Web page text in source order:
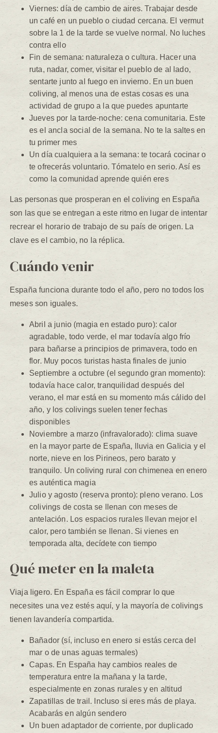
Viernes: día de cambio de aires. Trabajar desde
un café en un pueblo o ciudad cercana. El vermut
sobre la 1 de la tarde se vuelve normal. No luches
contra ello
Fin de semana: naturaleza o cultura. Hacer una
ruta, nadar, comer, visitar el pueblo de al lado,
sentarte junto al fuego en invierno. En un buen
coliving, al menos una de estas cosas es una
actividad de grupo a la que puedes apuntarte
Jueves por la tarde-noche: cena comunitaria. Este
es el ancla social de la semana. No te la saltes en
tu primer mes
Un día cualquiera a la semana: te tocará cocinar o
te ofrecerás voluntario. Tómatelo en serio. Así es
como la comunidad aprende quién eres
Las personas que prosperan en el coliving en España
son las que se entregan a este ritmo en lugar de intentar
recrear el horario de trabajo de su país de origen. La
clave es el cambio, no la réplica.
Cuándo venir
España funciona durante todo el año, pero no todos los
meses son iguales.
Abril a junio (magia en estado puro): calor
agradable, todo verde, el mar todavía algo frío
para bañarse a principios de primavera, todo en
flor. Muy pocos turistas hasta finales de junio
Septiembre a octubre (el segundo gran momento):
todavía hace calor, tranquilidad después del
verano, el mar está en su momento más cálido del
año, y los colivings suelen tener fechas
disponibles
Noviembre a marzo (infravalorado): clima suave
en la mayor parte de España, lluvia en Galicia y el
norte, nieve en los Pirineos, pero barato y
tranquilo. Un coliving rural con chimenea en enero
es auténtica magia
Julio y agosto (reserva pronto): pleno verano. Los
colivings de costa se llenan con meses de
antelación. Los espacios rurales llevan mejor el
calor, pero también se llenan. Si vienes en
temporada alta, decídete con tiempo
Qué meter en la maleta
Viaja ligero. En España es fácil comprar lo que
necesites una vez estés aquí, y la mayoría de colivings
tienen lavandería compartida.
Bañador (sí, incluso en enero si estás cerca del
mar o de unas aguas termales)
Capas. En España hay cambios reales de
temperatura entre la mañana y la tarde,
especialmente en zonas rurales y en altitud
Zapatillas de trail. Incluso si eres más de playa.
Acabarás en algún sendero
Un buen adaptador de corriente, por duplicado